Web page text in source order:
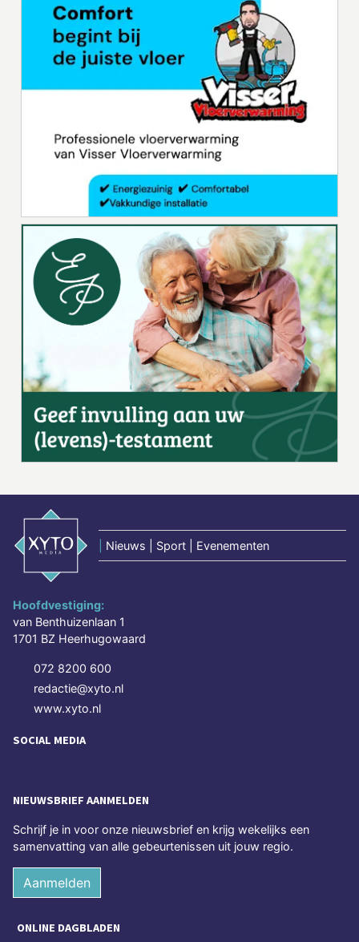
Nieuws | Sport | Evenementen
Hoofdvestiging:
van Benthuizenlaan 1
1701 BZ Heerhugowaard
072 8200 600
redactie@xyto.nl
www.xyto.nl
SOCIAL MEDIA
NIEUWSBRIEF AANMELDEN
Schrijf je in voor onze nieuwsbrief en krijg wekelijks een
samenvatting van alle gebeurtenissen uit jouw regio.
Aanmelden
ONLINE DAGBLADEN